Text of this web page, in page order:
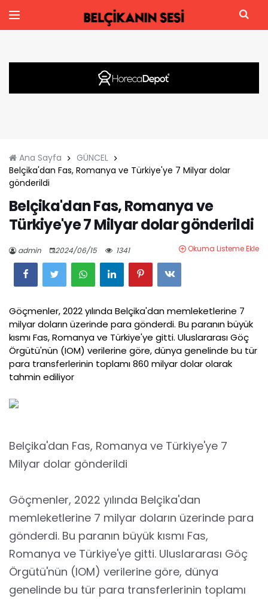
Ana Sayfa
GÜNCEL
Belçika'dan Fas, Romanya ve Türkiye'ye 7 Milyar dolar
gönderildi
Belçika'dan Fas, Romanya ve
Türkiye'ye 7 Milyar dolar gönderildi
admin 2024/06/15 1341 Okuma Listeme Ekle
Göçmenler, 2022 yılında Belçika'dan memleketlerine 7
milyar doların üzerinde para gönderdi. Bu paranın büyük
kısmı Fas, Romanya ve Türkiye'ye gitti. Uluslararası Göç
Örgütü'nün (IOM) verilerine göre, dünya genelinde bu tür
para transferlerinin toplamı 860 milyar dolar olarak
tahmin ediliyor
Belçika'dan Fas, Romanya ve Türkiye'ye 7
Milyar dolar gönderildi
Göçmenler, 2022 yılında Belçika'dan
memleketlerine 7 milyar doların üzerinde para
gönderdi. Bu paranın büyük kısmı Fas,
Romanya ve Türkiye'ye gitti. Uluslararası Göç
Örgütü'nün (IOM) verilerine göre, dünya
genelinde bu tür para transferlerinin toplamı